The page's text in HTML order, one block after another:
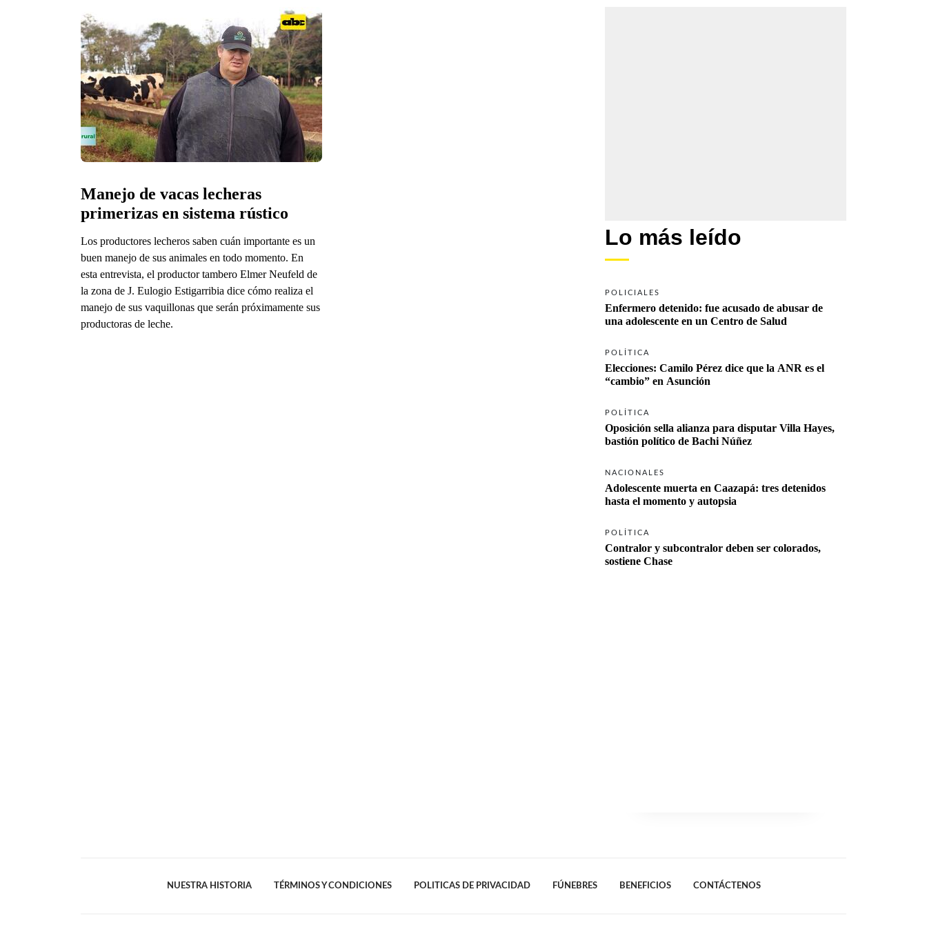
Manejo de vacas lecheras
Los productores lecheros saben cuán importante es un
buen manejo de sus animales en todo momento. En
esta entrevista, el productor tambero Elmer Neufeld de
la zona de J. Eulogio Estigarribia dice cómo realiza el
manejo de sus vaquillonas que serán próximamente sus
productoras de leche.
Lo más leído
POLICIALES
Enfermero detenido: fue acusado de abusar de
una adolescente en un Centro de Salud
POLÍTICA
Elecciones: Camilo Pérez dice que la ANR es el
POLÍTICA
Oposición sella alianza para disputar Villa Hayes,
bastión político de Bachi Núñez
NACIONALES
Adolescente muerta en Caazapá: tres detenidos
hasta el momento y autopsia
POLÍTICA
Contralor y subcontralor deben ser colorados,
sostiene Chase
NUESTRA HISTORIA TÉRMINOS Y CONDICIONES POLITICAS DE PRIVACIDAD FÚNEBRES BENEFICIOS CONTÁCTENOS